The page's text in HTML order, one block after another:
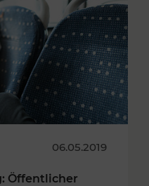
06.05.2019
Öffentlicher